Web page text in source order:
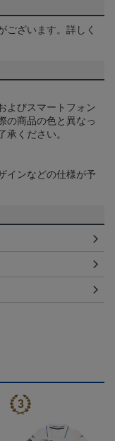
ございます。詳しく
よびスマートフォン
の商品の色と異なっ
ください。
インなどの仕様が予